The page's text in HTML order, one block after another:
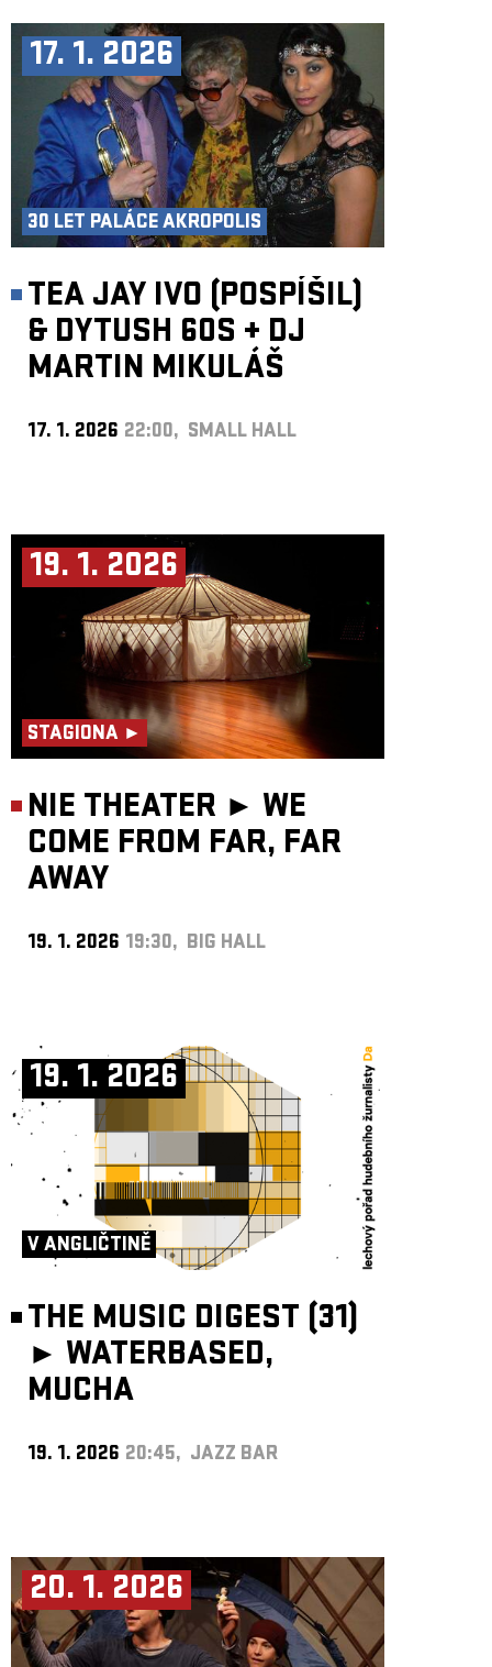
17. 1. 2026
30 LET PALÁCE AKROPOLIS
TEA JAY IVO (POSPÍŠIL)
& DYTUSH 60S + DJ
MARTIN MIKULÁŠ
17. 1. 2026 22:00, SMALL HALL
19. 1. 2026
STAGIONA ►
NIE THEATER ► WE
COME FROM FAR, FAR
AWAY
19. 1. 2026 19:30, BIG HALL
19. 1. 2026
V ANGLIČTINĚ
THE MUSIC DIGEST (31)
► WATERBASED,
MUCHA
19. 1. 2026 20:45, JAZZ BAR
20. 1. 2026